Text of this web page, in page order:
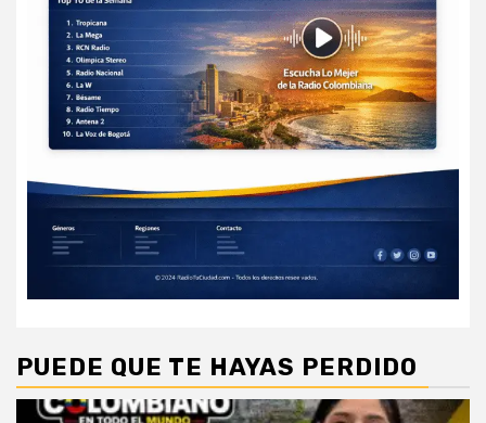
PUEDE QUE TE HAYAS PERDIDO